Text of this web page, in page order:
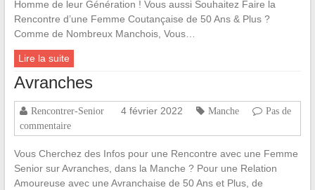
Homme de leur Génération ! Vous aussi Souhaitez Faire la
Rencontre d’une Femme Coutançaise de 50 Ans & Plus ?
Comme de Nombreux Manchois, Vous…
Lire la suite
Avranches
Rencontrer-Senior 4 février 2022 Manche
Pas de
commentaire
Vous Cherchez des Infos pour une Rencontre avec une Femme
Senior sur Avranches, dans la Manche ? Pour une Relation
Amoureuse avec une Avranchaise de 50 Ans et Plus, de